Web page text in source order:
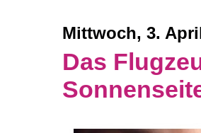
Mittwoch, 3.
Das